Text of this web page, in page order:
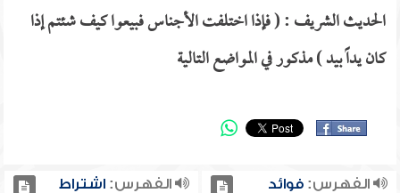
الحديث الشريف : ( فإذا اختلفت الأجناس فبيعوا كيف شئتم إذا
كان يداً بيد ) مذكور في المواضع التالية
الفهرس:فوائد
الفهرس:اشتراط